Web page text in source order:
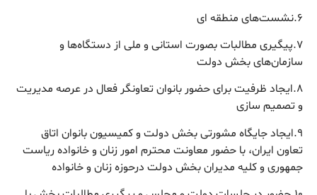
۶.نشست‌های منطقه ای
۷.پیگیری مطالبات بصورت استانی و ملی از دستگاه‌ها و
سازمان‌های بخش دولت
۸.ایجاد ظرفیت برای حضور بانوان تعاونگر فعال در عرصه مدیریت
و تصمیم سازی
۹.ایجاد جایگاه مشورتی بخش دولت و کمیسیون بانوان اتاق
تعاون ایران، با حضور معاونت محترم امور زنان و خانواده ریاست
جمهوری و کلیه مدیران بخش دولت درحوزه زنان و خانواده